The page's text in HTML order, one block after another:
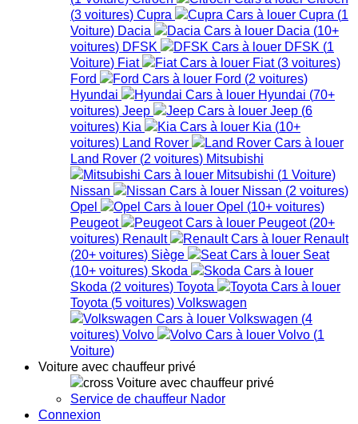
(3 voitures) Cupra Cupra (1
Voiture) Dacia Dacia (10+
voitures) DFSK DFSK (1
Voiture) Fiat Fiat (3 voitures)
Ford
Ford (2 voitures)
Hyundai
Hyundai (70+
voitures) Jeep Jeep (6
voitures) Kia Kia (10+
voitures) Land Rover
Land Rover (2 voitures) Mitsubishi
Mitsubishi (1 Voiture)
Nissan
Nissan (2 voitures)
Opel
Opel (10+ voitures)
Peugeot
Peugeot (20+
voitures) Renault
Renault
(20+ voitures) Siège
Seat
(10+ voitures) Skoda
Skoda (2 voitures) Toyota
Toyota (5 voitures) Volkswagen
Volkswagen (4
voitures) Volvo Volvo (1
Voiture)
Voiture avec chauffeur privé
Voiture avec chauffeur privé
Service de chauffeur Nador
Connexion